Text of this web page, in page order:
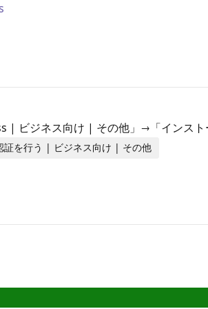
ビジネス向け | その他」→「インスト
を行う | ビジネス向け | その他